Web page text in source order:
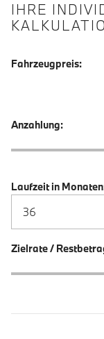
IHRE
Fahrzeugpreis:
Anzahlung:
Anzahlung
Laufzeit in
Zielrate /
Zielrate /